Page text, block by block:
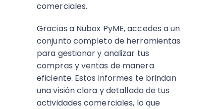
comerciales.
Gracias a Nubox PyME, accedes a un
conjunto completo de herramientas
para gestionar y analizar tus
compras y ventas de manera
eficiente. Estos informes te brindan
una visión clara y detallada de tus
actividades comerciales, lo que